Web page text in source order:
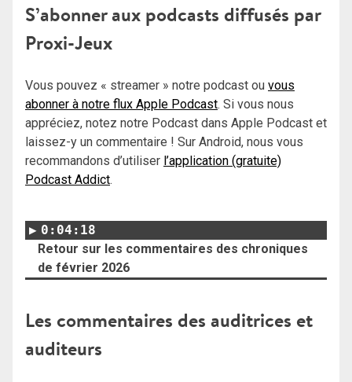
S’abonner aux podcasts diffusés par
Proxi-Jeux
Vous pouvez « streamer » notre podcast ou vous
abonner à notre flux Apple Podcast. Si vous nous
appréciez, notez notre Podcast dans Apple Podcast et
laissez-y un commentaire ! Sur Android, nous vous
recommandons d’utiliser l’application (gratuite)
Podcast Addict.
0:04:18
Retour sur les commentaires des chroniques
de février 2026
Les commentaires des auditrices et
auditeurs